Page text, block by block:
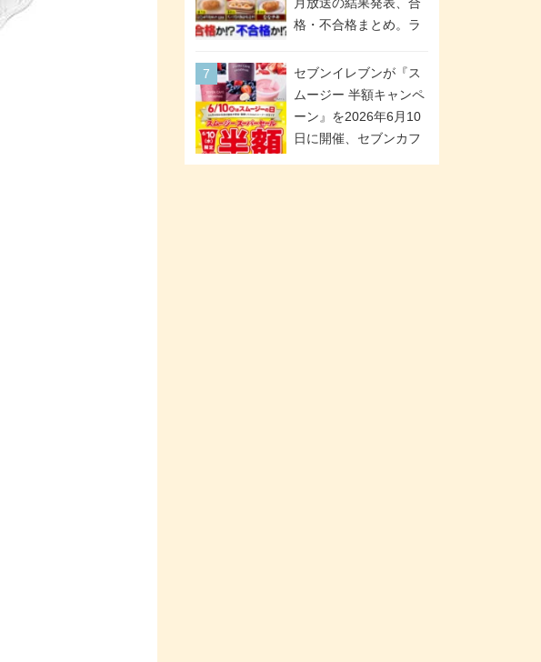
月放送の結果発表、合
格・不合格まとめ。ラ
合格「金のハンバー
グ」。満場一致合格数
は6商品、合格数は2商
品。TVerでの見逃し配
セブンイレブンが『ス
ムージー 半額キャンペ
ーン』を2026年6月10
日に開催、セブンカフ